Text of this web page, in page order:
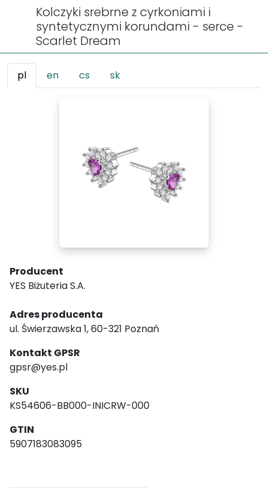
Kolczyki srebrne z cyrkoniami i
syntetycznymi korundami - serce -
Scarlet Dream
pl en cs sk
Producent
YES Biżuteria S.A.
Adres producenta
ul. Świerzawska 1, 60-321 Poznań
Kontakt GPSR
gpsr@yes.pl
SKU
KS54606-BB000-INICRW-000
GTIN
5907183083095